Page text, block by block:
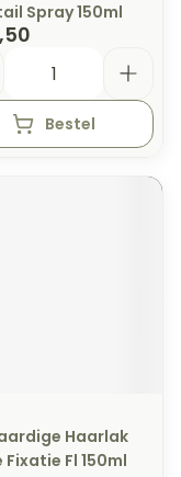
Spray 150ml
Bestel
Haarlak
Fixatie Fl 150ml